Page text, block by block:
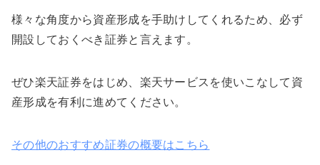
様々な角度から資産形成を手助けしてくれるため、必ず
開設しておくべき証券と言えます。
ぜひ楽天証券をはじめ、楽天サービスを使いこなして資
産形成を有利に進めてください。
その他のおすすめ証券の概要はこちら